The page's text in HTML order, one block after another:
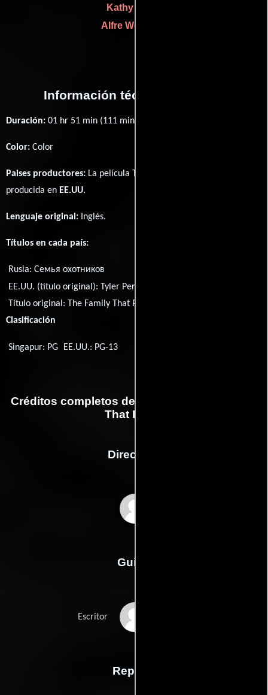
Kathy Bates
Alfre Woodard
Información técnica y general
Duración: 01 hr 51 min (111 minutos) .
Color: Color
Paises productores: La película The Family That Preys fué
producida en EE.UU.
Lenguaje original: Inglés.
Títulos en cada país:
Rusia:Семья охотников
EE.UU. (título original):Tyler Perry's The Family That Preys
Título original: The Family That Preys
Clasificación
Singapur: PG EE.UU.: PG-13
Créditos completos de la película The Family
That Preys
Dirección
Guión
Escritor
Reparto